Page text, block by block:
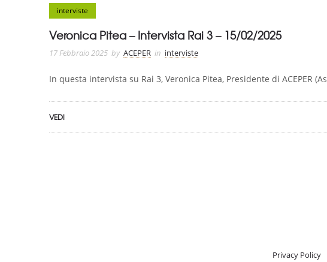
interviste
Veronica Pitea – Intervista Rai 3 – 15/02/2025
17 Febbraio 2025 by ACEPER in interviste
In questa intervista su Rai 3, Veronica Pitea, Presidente di ACEPER
VEDI
Privacy Policy